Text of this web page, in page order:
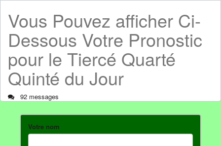
Vous Pouvez afficher Ci-
Dessous Votre Pronostic
pour le Tiercé Quarté
Quinté du Jour
92 messages
Votre nom